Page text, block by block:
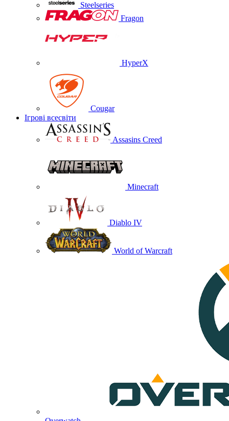
Steelseries
Fragon
HyperX
Cougar
Ігрові всесвіти
Assasins Creed
Minecraft
Diablo IV
World of Warcraft